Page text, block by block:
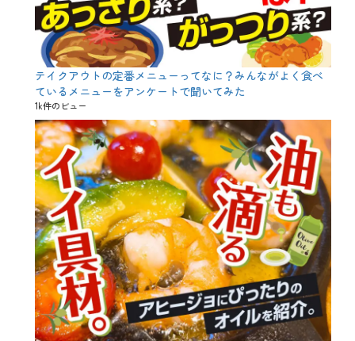
テイクアウトの定番メニューってなに？みんながよく食べ
ているメニューをアンケートで聞いてみた
1k件のビュー